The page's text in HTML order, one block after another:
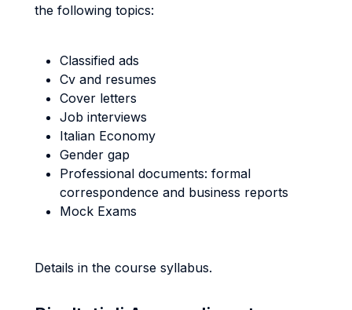
the following topics:
Classified ads
Cv and resumes
Cover letters
Job interviews
Italian Economy
Gender gap
Professional documents: formal
correspondence and business reports
Mock Exams
Details in the course syllabus.